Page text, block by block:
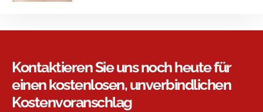
Kontaktieren Sie uns noch heute für
einen kostenlosen, unverbindlichen
Kostenvoranschlag